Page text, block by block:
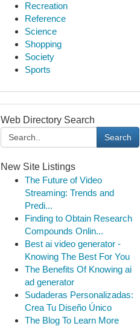
Recreation
Reference
Science
Shopping
Society
Sports
Web Directory Search
Search
New Site Listings
The Future of Video
Streaming: Trends and
Predi...
Finding to Obtain Research
Compounds Onlin...
Best ai video generator -
Knowing The Best For You
The Benefits Of Knowing ai
ad generator
Sudaderas Personalizadas:
Crea Tu Diseño Único
The Blog To Learn More